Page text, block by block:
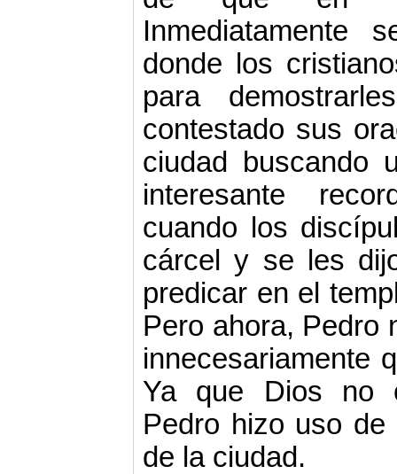
Inmediatamente
donde los
para
contestado sus
ciudad buscando
interesante
cuando los
cárcel y se les
predicar en el
Pero ahora, Pedro
innecesariamente
Ya que Dios no
Pedro hizo uso
de la ciudad.